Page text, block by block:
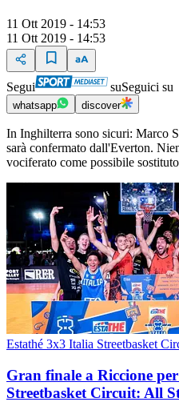
11 Ott 2019 - 14:53
11 Ott 2019 - 14:53
Segui suSeguici su
whatsapp discover
In Inghilterra sono sicuri: Marco
sarà confermato dall'Everton.
vociferato come possibile
Estathé 3x3 Italia Streetbasket
Gran finale a Riccione
Streetbasket Circuit: All